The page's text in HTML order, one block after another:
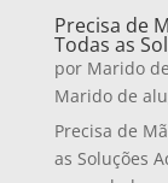
Precisa de
Todas as
por Marido
Marido de
Precisa de
as Soluções